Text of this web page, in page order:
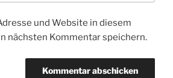
und Website in diesem
nächsten Kommentar speichern.